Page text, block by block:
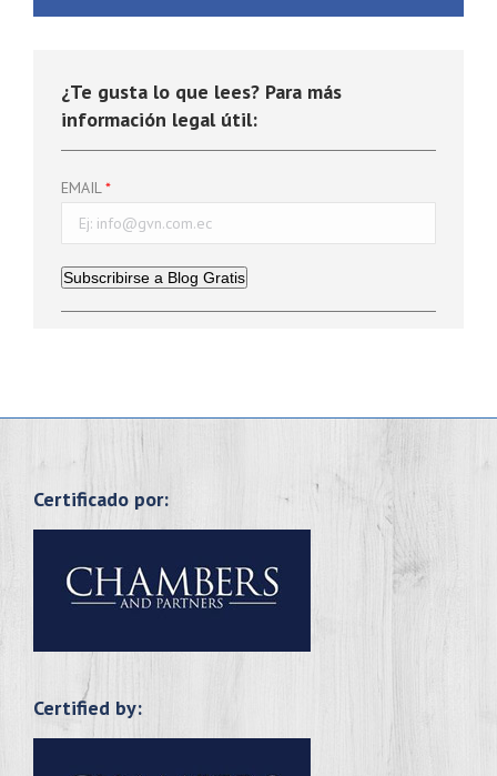
¿Te gusta lo que lees? Para más
información legal útil:
EMAIL
Subscribirse a Blog Gratis
Certificado por:
Certified by: